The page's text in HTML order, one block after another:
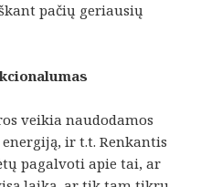
pačių geriausių
veikia naudodamos
ir t.t. Renkantis
pagalvoti apie tai, ar